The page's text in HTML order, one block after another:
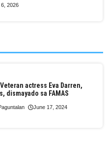
2026
actress Eva Darren,
dismayado sa FAMAS
June 17, 2024